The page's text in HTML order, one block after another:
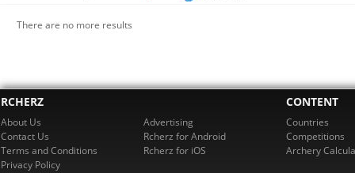
There are no more results
RCHERZ
About Us
Contact Us
Terms and Conditions
Privacy Policy
Advertising
Rcherz for Android
Rcherz for iOS
CONTENT
Countries
Competitions
Archery